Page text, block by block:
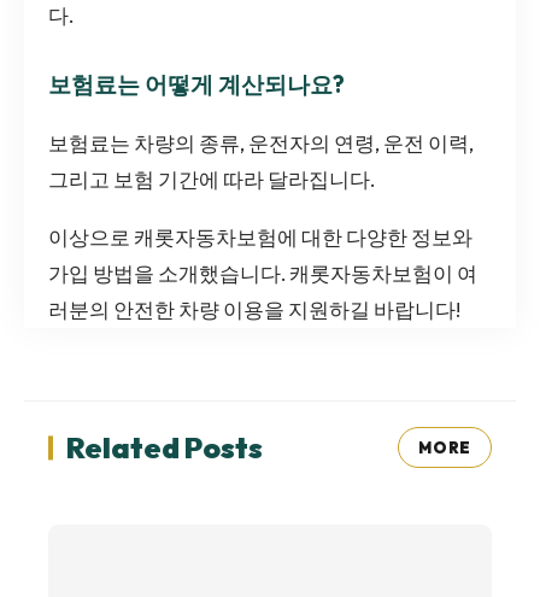
다.
보험료는 어떻게 계산되나요?
보험료는 차량의 종류, 운전자의 연령, 운전 이력,
그리고 보험 기간에 따라 달라집니다.
이상으로 캐롯자동차보험에 대한 다양한 정보와
가입 방법을 소개했습니다. 캐롯자동차보험이 여
러분의 안전한 차량 이용을 지원하길 바랍니다!
Related Posts MORE